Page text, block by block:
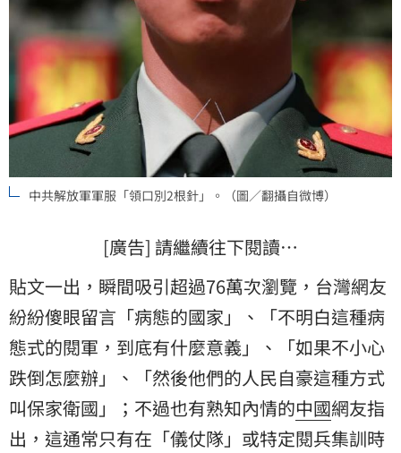
中共解放軍軍服「領口別2根針」。（圖／翻攝自微博）
[廣告] 請繼續往下閱讀…
貼文一出，瞬間吸引超過76萬次瀏覽，台灣網友
紛紛傻眼留言「病態的國家」、「不明白這種病
態式的閱軍，到底有什麼意義」、「如果不小心
跌倒怎麼辦」、「然後他們的人民自豪這種方式
叫保家衛國」；不過也有熟知內情的中國網友指
出，這通常只有在「儀仗隊」或特定閱兵集訓時